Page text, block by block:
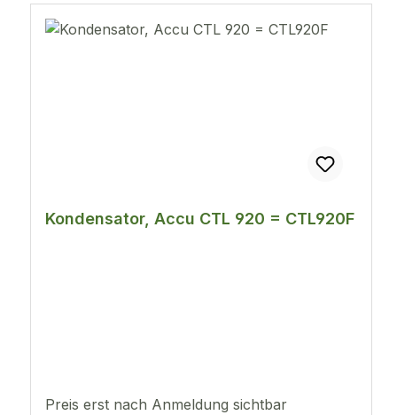
Kondensator, Accu CTL 920 = CTL920F
Preis erst nach Anmeldung sichtbar